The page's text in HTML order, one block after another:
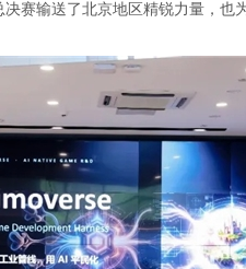
赛输送了北京地区精锐力量，也